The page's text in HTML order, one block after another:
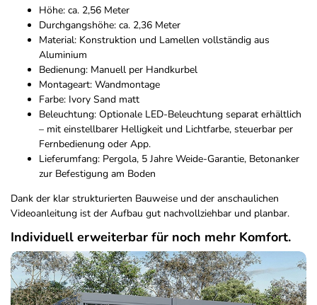
Höhe: ca. 2,56 Meter
Durchgangshöhe: ca. 2,36 Meter
Material: Konstruktion und Lamellen vollständig aus
Aluminium
Bedienung: Manuell per Handkurbel
Montageart: Wandmontage
Farbe: Ivory Sand matt
Beleuchtung: Optionale LED-Beleuchtung separat erhältlich
– mit einstellbarer Helligkeit und Lichtfarbe, steuerbar per
Fernbedienung oder App.
Lieferumfang: Pergola, 5 Jahre Weide-Garantie, Betonanker
zur Befestigung am Boden
Dank der klar strukturierten Bauweise und der anschaulichen
Videoanleitung ist der Aufbau gut nachvollziehbar und planbar.
Individuell erweiterbar für noch mehr Komfort.